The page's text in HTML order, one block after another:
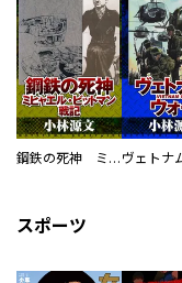
鋼鉄の死神 ミヒャエル・ビットマン戦記
スポーツ